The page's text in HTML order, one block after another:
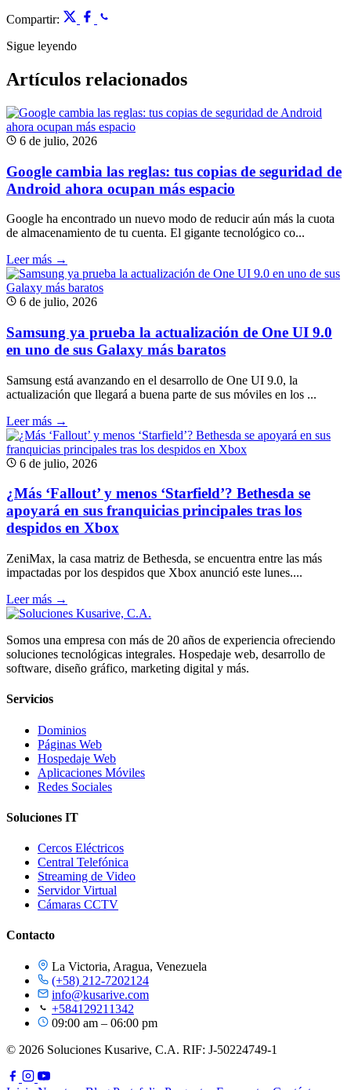
Compartir:
Sigue leyendo
Artículos relacionados
6 de julio, 2026
Google cambia las reglas: tus copias de seguridad de
Android ahora ocupan más espacio
Google ha encontrado un nuevo modo de reducir aún más la cuota
de almacenamiento de tu cuenta. El gigante tecnológico co...
Leer más →
6 de julio, 2026
Samsung ya prueba la actualización de One UI 9.0
en uno de sus Galaxy más baratos
Samsung está avanzando en el desarrollo de One UI 9.0, la
actualización que llegará a buena parte de sus móviles en los ...
Leer más →
6 de julio, 2026
¿Más ‘Fallout’ y menos ‘Starfield’? Bethesda se
apoyará en sus franquicias principales tras los
despidos en Xbox
ZeniMax, la casa matriz de Bethesda, se encuentra entre las más
impactadas por los despidos que Xbox anunció este lunes....
Leer más →
Somos una empresa con más de 20 años de experiencia ofreciendo
soluciones tecnológicas integrales. Hospedaje web, desarrollo de
software, diseño gráfico, marketing digital y más.
Servicios
Dominios
Páginas Web
Hospedaje Web
Aplicaciones Móviles
Redes Sociales
Soluciones IT
Cercos Eléctricos
Central Telefónica
Streaming de Video
Servidor Virtual
Cámaras CCTV
Contacto
La Victoria, Aragua, Venezuela
(+58) 212-7202124
info@kusarive.com
+584129211342
09:00 am – 06:00 pm
© 2026 Soluciones Kusarive, C.A. RIF: J-50224749-1